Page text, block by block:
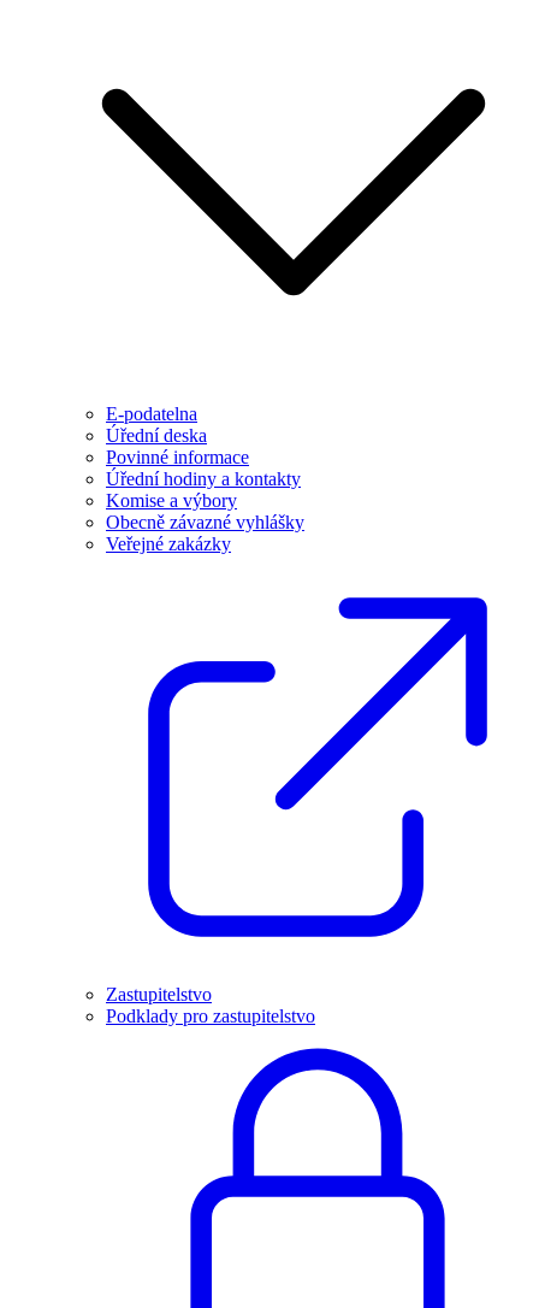
E-podatelna
Úřední deska
Povinné informace
Úřední hodiny a kontakty
Komise a výbory
Obecně závazné vyhlášky
Veřejné zakázky
Zastupitelstvo
Podklady pro zastupitelstvo